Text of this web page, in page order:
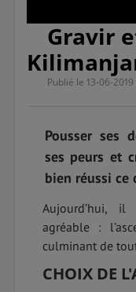
Gravir
Publié le 13-06-2019
Pousser ses
ses peurs et
bien réussi ce
Aujourd’hui,
agréable :
culminant de
CHOIX DE